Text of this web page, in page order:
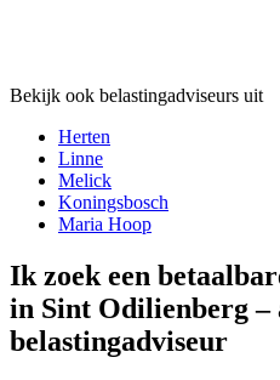
Bekijk ook belastingadviseurs uit
Herten
Linne
Melick
Koningsbosch
Maria Hoop
Ik zoek een
in Sint Odilienberg –
belastingadviseur